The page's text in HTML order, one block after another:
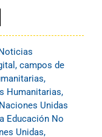
, campos de
,
Humanitarias,
Unidas
Educación No
Unidas,